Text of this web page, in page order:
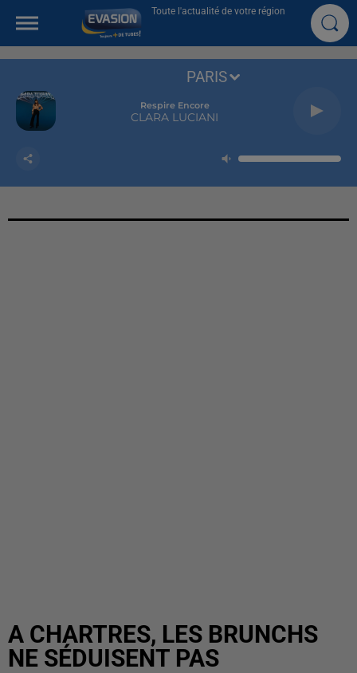
Toute l'actualité de votre région
Respire Encore
CLARA LUCIANI
PARIS
A CHARTRES, LES BRUNCHS
NE SÉDUISENT PAS